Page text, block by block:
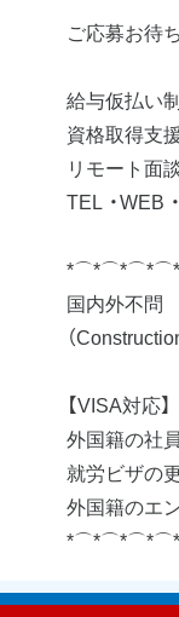
ご応募お待
給与仮払い
資格取得支
リモート面
TEL ・WEB
国内外不問
（
【VISA対応】
外国籍の社
就労ビザの
外国籍のエ